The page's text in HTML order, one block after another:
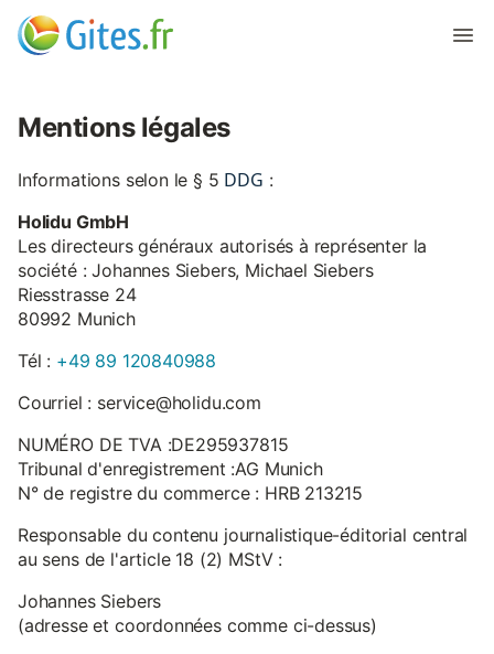
Mentions légales
Informations selon le § 5 DDG :
Holidu GmbH
Les directeurs généraux autorisés à représenter la
société : Johannes Siebers, Michael Siebers
Riesstrasse 24
80992 Munich
Tél : +49 89 120840988
Courriel : service@holidu.com
NUMÉRO DE TVA :DE295937815
Tribunal d'enregistrement :AG Munich
N° de registre du commerce : HRB 213215
Responsable du contenu journalistique-éditorial central
au sens de l'article 18 (2) MStV :
Johannes Siebers
(adresse et coordonnées comme ci-dessus)